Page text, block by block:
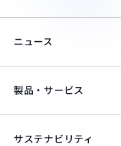
ニュース
製品・サービス
サステナビリティ